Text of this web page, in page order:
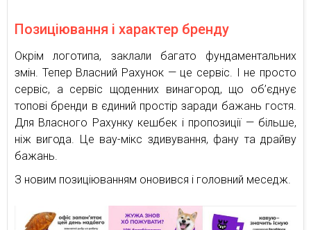
Позиціювання і характер бренду
Окрім логотипа, заклали багато фундаментальних
змін. Тепер Власний Рахунок — це сервіс. І не просто
сервіс, а сервіс щоденних винагород, що об’єднує
топові бренди в єдиний простір заради бажань гостя.
Для Власного Рахунку кешбек і пропозиції — більше,
ніж вигода. Це вау-мікс здивування, фану та драйву
бажань.
З новим позиціюванням оновився і головний меседж.